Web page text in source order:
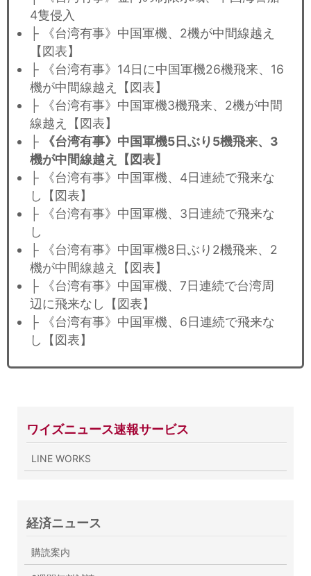
4隻侵入
├ 《台湾有事》中国軍機、2機が中間線越え
【図表】
├ 《台湾有事》14日に中国軍機26機飛来、16
機が中間線越え【図表】
├ 《台湾有事》中国軍機3機飛来、2機が中間
線越え【図表】
├
《台湾有事》中国軍機5日ぶり5機飛来、3
機が中間線越え【図表】
├ 《台湾有事》中国軍機、4日連続で飛来な
し【図表】
├ 《台湾有事》中国軍機、3日連続で飛来な
し
├ 《台湾有事》中国軍機8日ぶり2機飛来、2
機が中間線越え【図表】
├ 《台湾有事》中国軍機、7日連続で台湾周
辺に飛来なし【図表】
├ 《台湾有事》中国軍機、6日連続で飛来な
し【図表】
ワイズニュース速報サービス
LINE WORKS
経済ニュース
購読案内